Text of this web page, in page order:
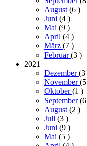
August(6 )
Juni (4 )
Mai (9 )
April (4 )
März (7 )
Februar(3 )
2021
Dezember(3
November(5
Oktober(1 )
September(6
August(2 )
Juli (3 )
Juni (9 )
Mai (5 )